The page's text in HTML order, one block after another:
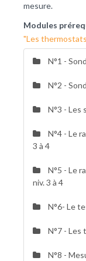
mesure.
Modules
"Les
N°1 -
N°2 -
N°3 - Les
N°4 - Le
3 à 4
N°5 - Le
niv. 3 à 4
N°6- Le
N°7 - Les
N°8 -